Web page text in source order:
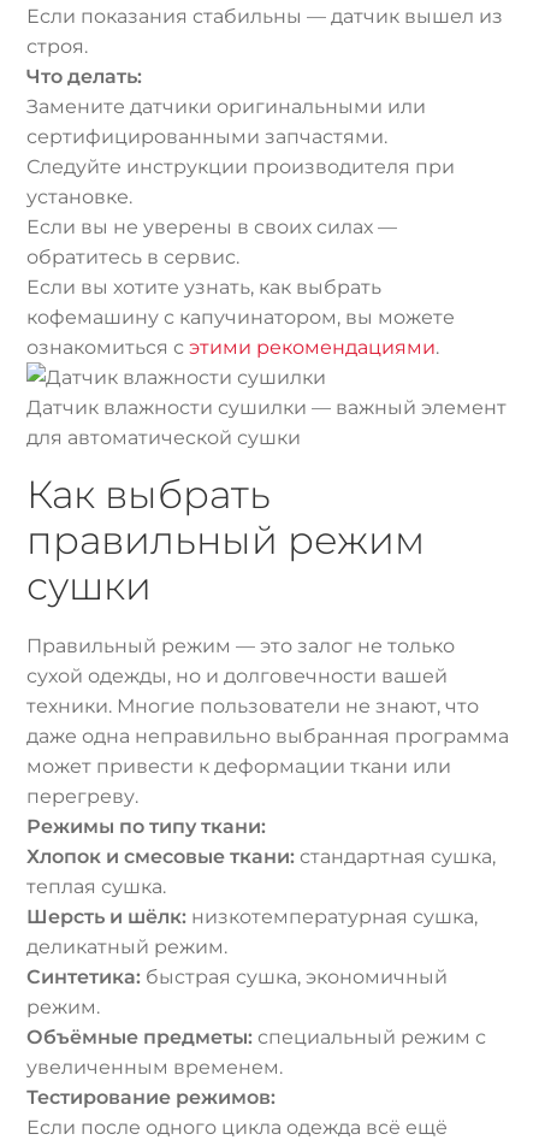
Если показания стабильны — датчик вышел из
строя.
Что делать:
Замените датчики оригинальными или
сертифицированными запчастями.
Следуйте инструкции производителя при
установке.
Если вы не уверены в своих силах —
обратитесь в сервис.
Если вы хотите узнать, как выбрать
кофемашину с капучинатором, вы можете
ознакомиться сэтими рекомендациями.
Датчик влажности сушилки — важный элемент
для автоматической сушки
Как выбрать
правильный режим
сушки
Правильный режим — это залог не только
сухой одежды, но и долговечности вашей
техники. Многие пользователи не знают, что
даже одна неправильно выбранная программа
может привести к деформации ткани или
перегреву.
Режимы по типу ткани:
Хлопок и смесовые ткани: стандартная сушка,
теплая сушка.
Шерсть и шёлк: низкотемпературная сушка,
деликатный режим.
Синтетика: быстрая сушка, экономичный
режим.
Объёмные предметы: специальный режим с
увеличенным временем.
Тестирование режимов:
Если после одного цикла одежда всё ещё